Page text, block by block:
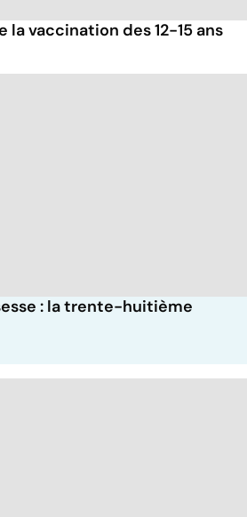
la vaccination des 12-15 ans
: la trente-huitième